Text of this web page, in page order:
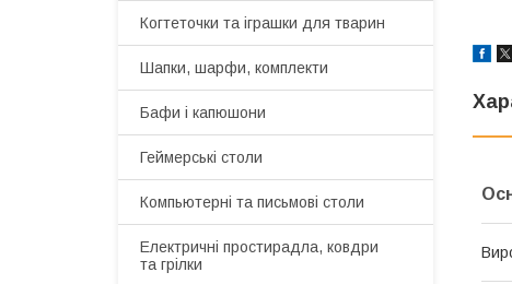
Когтеточки та іграшки для тварин
Шапки, шарфи, комплекти
Бафи і капюшони
Геймерські столи
Компьютерні та письмові столи
Електричні простирадла, ковдри
та грілки